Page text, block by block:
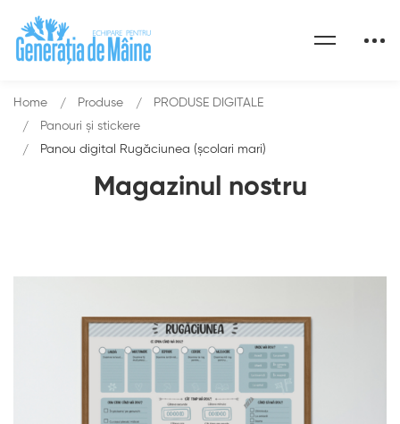
Magazinul nostru
Home Produse
PRODUSE DIGITALE
Panouri şi stickere
Panou digital Rugăciunea (școlari mari)